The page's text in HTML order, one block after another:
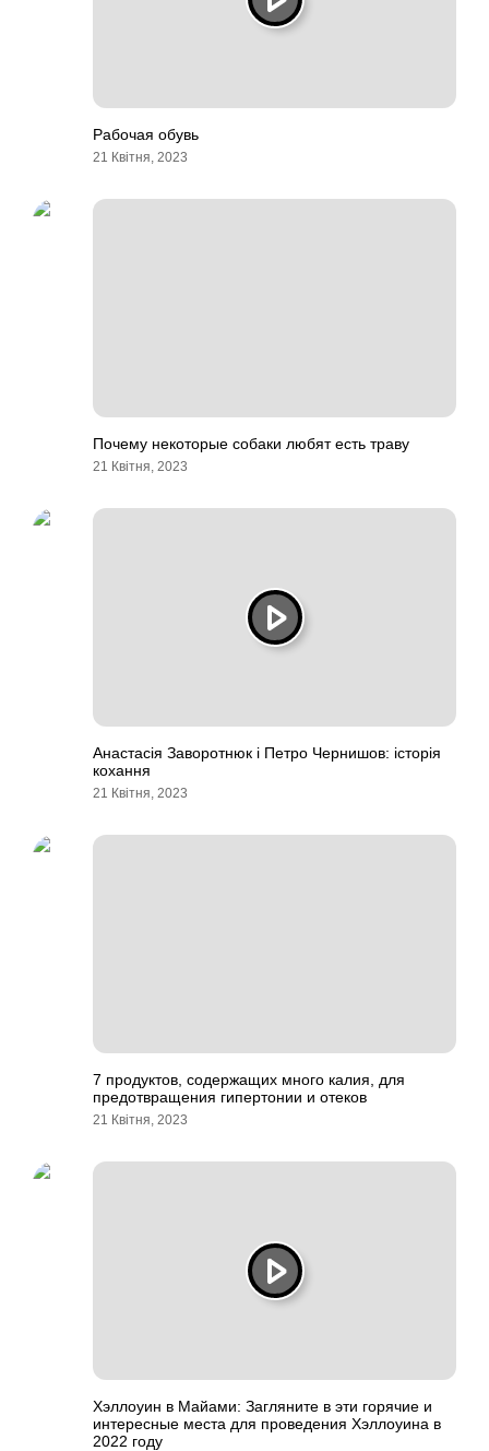
Рабочая обувь
21 Квітня, 2023
Почему некоторые собаки любят есть траву
21 Квітня, 2023
Анастасія Заворотнюк і Петро Чернишов: історія
кохання
21 Квітня, 2023
7 продуктов, содержащих много калия, для
предотвращения гипертонии и отеков
21 Квітня, 2023
Хэллоуин в Майами: Загляните в эти горячие и
интересные места для проведения Хэллоуина в
2022 году